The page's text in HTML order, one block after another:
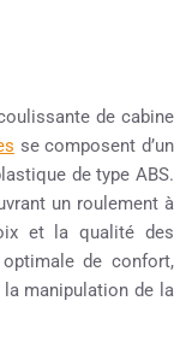
de cabine
se composent d’un
de type ABS.
un roulement à
et la qualité des
de confort,
manipulation de la